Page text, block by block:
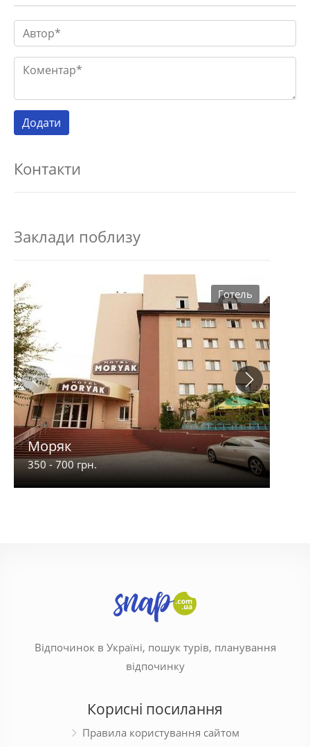
Контакти
Заклади поблизу
Готель
Моряк
350 - 700 грн.
Відпочинок в Україні, пошук турів, планування
відпочинку
Корисні посилання
Правила користування сайтом